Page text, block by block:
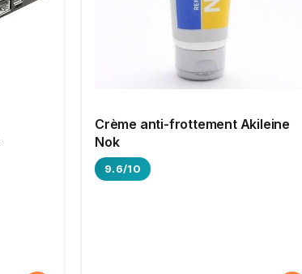
Crème anti-frottement Akileine
Nok
9.6/10